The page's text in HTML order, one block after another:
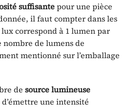
suffisantepour une pièce
il faut compter dans les
lux correspond à 1 lumen par
de lumens de
mentionné sur l’emballage
de source lumineuse
une intensité